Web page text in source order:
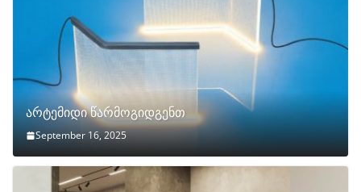
არტემიდი წარმოგიდგენთ
September 16, 2025